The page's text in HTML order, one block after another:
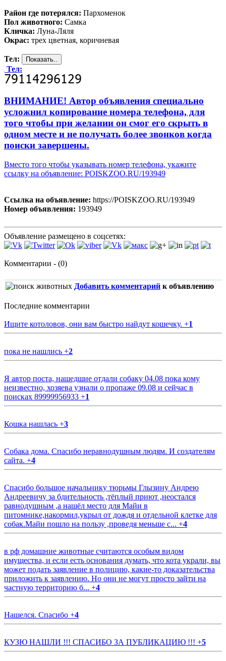
Район где потерялся: Пархоменок
Пол животного: Самка
Кличка: Луна-Ляля
Окрас: трех цветная, коричневая
Тел:
Тел:
ВНИМАНИЕ! Автор объявления специально
усложнил копирование номера телефона, для
того чтобы при желании он смог его скрыть в
одном месте и не получать более звонков когда
поиски завершены.
Вместо того чтобы указывать номер телефона, укажите
ссылку на объявление: POISKZOO.RU/193949
Ссылка на объявление: https://POISKZOO.RU/193949
Номер объявления: 193949
Объявление размещено в соцсетях:
Комментарии - (0)
Добавить комментарий к объявлению
Последние комментарии
Ищите котоловов, они вам быстро найдут кошечку. +1
пока не нашлись +2
Я автор поста, нашедшие отдали собаку 04.08 пока кому
неизвестно, хозяева узнали о пропаже 09.08 и сейчас в
поисках 89999956933 +1
Кошка нашлась +3
Собака дома. Спасибо неравнодушным людям. И создателям
сайта. +4
Спасибо большое начальнику тюрьмы Глызину Андрею
Андреевичу за бдительность ,тёплый приют ,неостался
равнодушным ,а нашёл место для Майи в
питомнике,накормил,укрыл от дождя и отдельной клетке для
собак.Майи пошло на пользу ,проведя меньше с... +4
в рф домашние животные считаются особым видом
имущества, и если есть основания думать, что кота украли, вы
может подать заявление в полицию, какие-то доказательства
приложить к заявлению. Но они не могут просто зайти на
частную территорию б... +4
Нашелся. Спасибо +4
КУЗЮ НАШЛИ !!! СПАСИБО ЗА ПУБЛИКАЦИЮ !!! +5